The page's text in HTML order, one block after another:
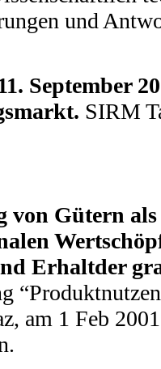
und
September
SIRM
von Gütern
Erhaltder
am 1 Feb